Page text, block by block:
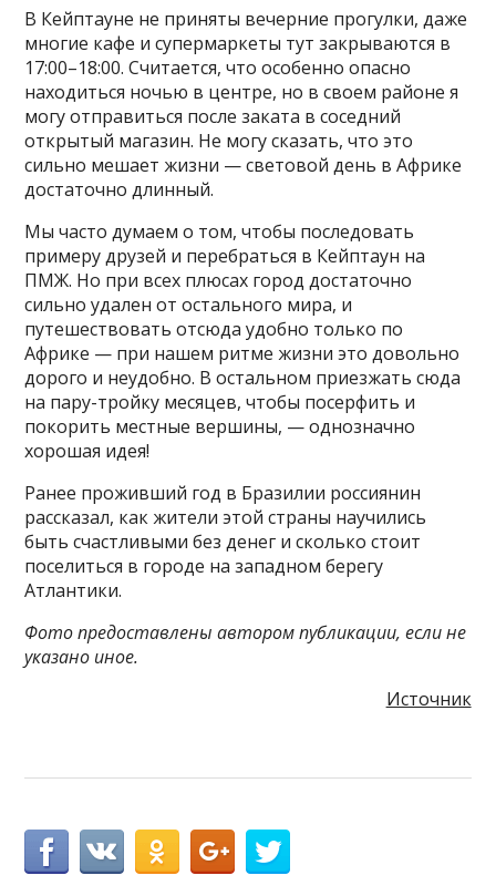
В Кейптауне не приняты вечерние прогулки, даже
многие кафе и супермаркеты тут закрываются в
17:00–18:00. Считается, что особенно опасно
находиться ночью в центре, но в своем районе я
могу отправиться после заката в соседний
открытый магазин. Не могу сказать, что это
сильно мешает жизни — световой день в Африке
достаточно длинный.
Мы часто думаем о том, чтобы последовать
примеру друзей и перебраться в Кейптаун на
ПМЖ. Но при всех плюсах город достаточно
сильно удален от остального мира, и
путешествовать отсюда удобно только по
Африке — при нашем ритме жизни это довольно
дорого и неудобно. В остальном приезжать сюда
на пару-тройку месяцев, чтобы посерфить и
покорить местные вершины, — однозначно
хорошая идея!
Ранее проживший год в Бразилии россиянин
рассказал, как жители этой страны научились
быть счастливыми без денег и сколько стоит
поселиться в городе на западном берегу
Атлантики.
Фото предоставлены автором публикации, если не
указано иное.
Источник